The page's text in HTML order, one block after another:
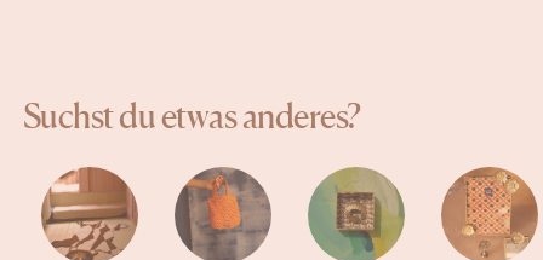
Suchst du etwas anderes?